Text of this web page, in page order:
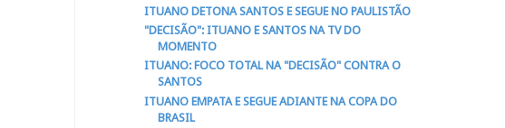
ITUANO DETONA SANTOS E SEGUE NO PAULISTÃO
"DECISÃO": ITUANO E SANTOS NA TV DO
MOMENTO
ITUANO: FOCO TOTAL NA "DECISÃO" CONTRA O
SANTOS
ITUANO EMPATA E SEGUE ADIANTE NA COPA DO
BRASIL